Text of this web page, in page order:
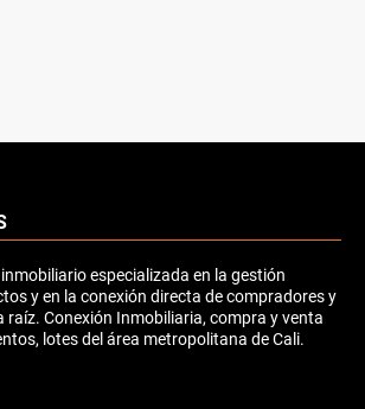
especializada en la gestión
y en la conexión directa de compradores y
raíz. Conexión Inmobiliaria, compra y venta
lotes del área metropolitana de Cali.